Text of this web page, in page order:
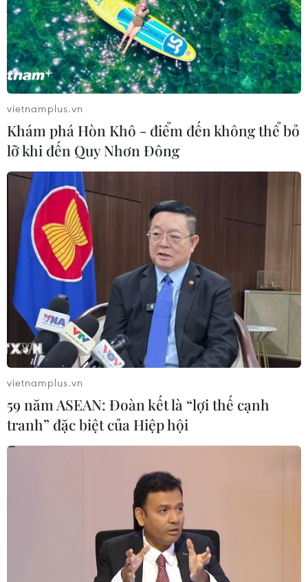
vietnamplus.vn
Khám phá Hòn Khô - điểm đến không thể bỏ
lỡ khi đến Quy Nhơn Đông
vietnamplus.vn
59 năm ASEAN: Đoàn kết là “lợi thế cạnh
tranh” đặc biệt của Hiệp hội